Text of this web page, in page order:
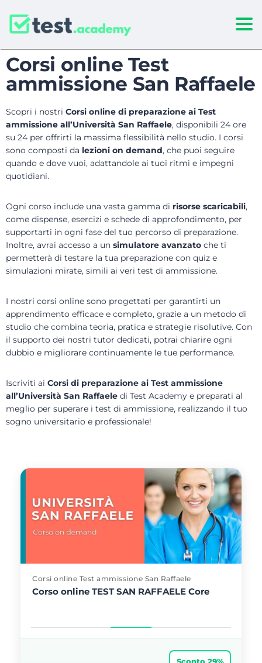
Corsi online Test
ammissione San Raffaele
Scopri i nostri Corsi online di preparazione ai Test
ammissione all’Università San Raffaele, disponibili 24 ore
su 24 per offrirti la massima flessibilità nello studio. I corsi
sono composti da lezioni on demand, che puoi seguire
quando e dove vuoi, adattandole ai tuoi ritmi e impegni
quotidiani.
Ogni corso include una vasta gamma di risorse scaricabili,
come dispense, esercizi e schede di approfondimento, per
supportarti in ogni fase del tuo percorso di preparazione.
Inoltre, avrai accesso a un simulatore avanzato che ti
permetterà di testare la tua preparazione con quiz e
simulazioni mirate, simili ai veri test di ammissione.
I nostri corsi online sono progettati per garantirti un
apprendimento efficace e completo, grazie a un metodo di
studio che combina teoria, pratica e strategie risolutive. Con
il supporto dei nostri tutor dedicati, potrai chiarire ogni
dubbio e migliorare continuamente le tue performance.
Iscriviti ai Corsi di preparazione ai Test ammissione
all’Università San Raffaele di Test Academy e preparati al
meglio per superare i test di ammissione, realizzando il tuo
sogno universitario e professionale!
Corsi online Test ammissione San Raffaele
Corso online TEST SAN RAFFAELE Core